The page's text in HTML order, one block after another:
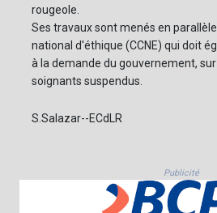
rougeole.
Ses travaux sont menés en parallèle
national d'éthique (CCNE) qui doit
à la demande du gouvernement,
soignants suspendus.
S.Salazar--ECdLR
Publicité